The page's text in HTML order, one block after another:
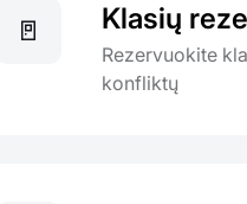
🚪 Klasių
Rezervuokite
konfliktų